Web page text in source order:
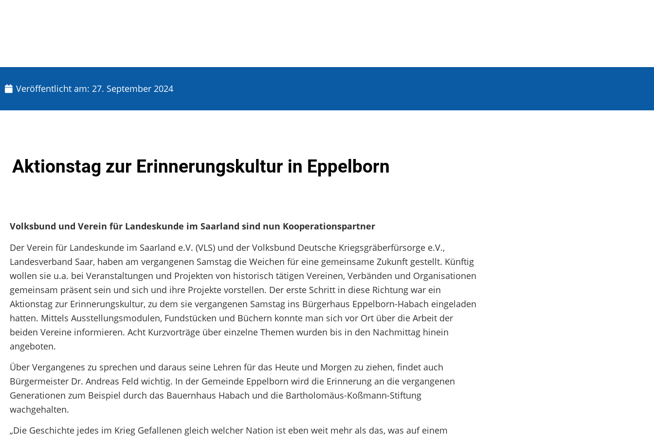
Veröffentlicht am: 27. September 2024
Aktionstag zur Erinnerungskultur in Eppelborn
Volksbund und Verein für Landeskunde im Saarland sind nun Kooperationspartner
Der Verein für Landeskunde im Saarland e.V. (VLS) und der Volksbund Deutsche Kriegsgräberfürsorge e.V.,
Landesverband Saar, haben am vergangenen Samstag die Weichen für eine gemeinsame Zukunft gestellt. Künftig
wollen sie u.a. bei Veranstaltungen und Projekten von historisch tätigen Vereinen, Verbänden und Organisationen
gemeinsam präsent sein und sich und ihre Projekte vorstellen. Der erste Schritt in diese Richtung war ein
Aktionstag zur Erinnerungskultur, zu dem sie vergangenen Samstag ins Bürgerhaus Eppelborn-Habach eingeladen
hatten. Mittels Ausstellungsmodulen, Fundstücken und Büchern konnte man sich vor Ort über die Arbeit der
beiden Vereine informieren. Acht Kurzvorträge über einzelne Themen wurden bis in den Nachmittag hinein
angeboten.
Über Vergangenes zu sprechen und daraus seine Lehren für das Heute und Morgen zu ziehen, findet auch
Bürgermeister Dr. Andreas Feld wichtig. In der Gemeinde Eppelborn wird die Erinnerung an die vergangenen
Generationen zum Beispiel durch das Bauernhaus Habach und die Bartholomäus-Koßmann-Stiftung
wachgehalten.
„Die Geschichte jedes im Krieg Gefallenen gleich welcher Nation ist eben weit mehr als das, was auf einem